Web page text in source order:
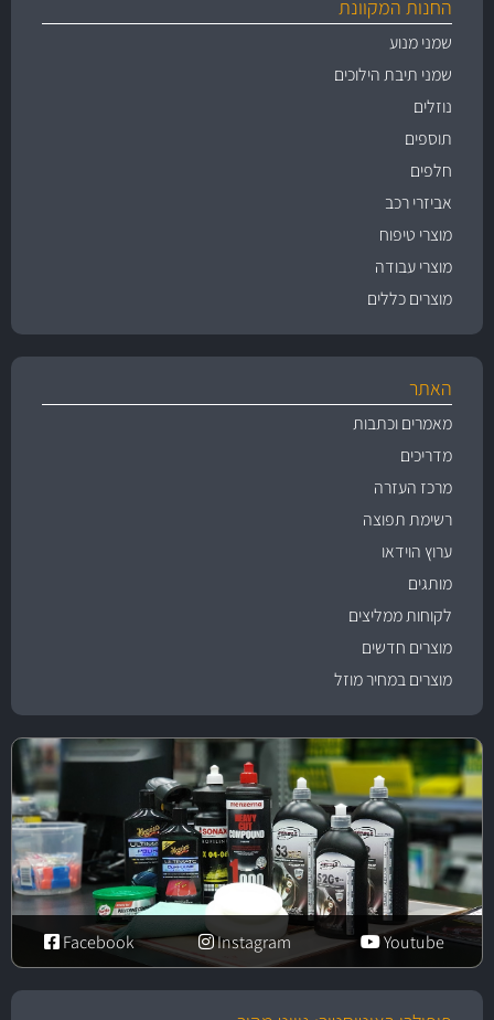
החנות המקוונת
שמני מנוע
שמני תיבת הילוכים
נוזלים
תוספים
חלפים
אביזרי רכב
מוצרי טיפוח
מוצרי עבודה
מוצרים כללים
האתר
מאמרים וכתבות
מדריכים
מרכז העזרה
רשימת תפוצה
ערוץ הוידאו
מותגים
לקוחות ממליצים
מוצרים חדשים
מוצרים במחיר מוזל
Youtube
Instagram
Facebook